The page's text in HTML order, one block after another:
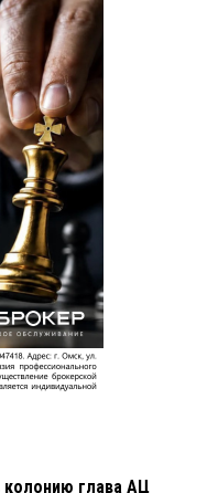
колонию глава АЦ